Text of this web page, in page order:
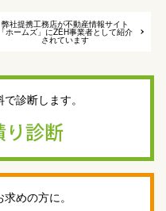
弊社提携工務店が不動産情報サイト
「ホームズ」にZEH事業者として紹介
されています
診断します。
めの方に。